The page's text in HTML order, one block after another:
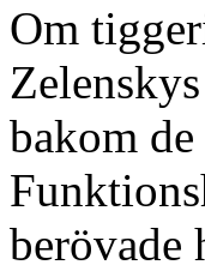
Om
bakom
berövade